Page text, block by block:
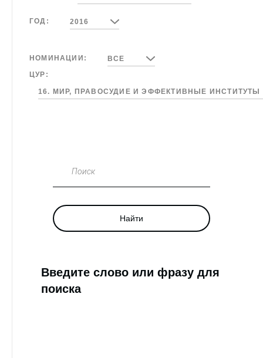
ГОД: 2016
НОМИНАЦИИ:
ВСЕ
ЦУР:
16. МИР, ПРАВОСУДИЕ И ЭФФЕКТИВНЫЕ ИНСТИТУТЫ
Поиск
Найти
Введите слово или фразу для
поиска